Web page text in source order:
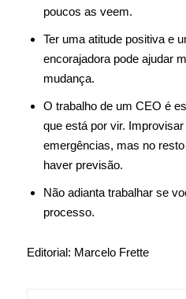
poucos as veem.
Ter uma atitude positiva e
encorajadora pode ajudar
mudança.
O trabalho de um CEO é
que está por vir.
emergências, mas no
haver previsão.
Não adianta trabalhar se
processo.
Editorial: Marcelo Frette